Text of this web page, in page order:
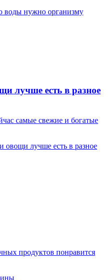
лучше есть в разное
самые свежие и богатые
продуктов понравится